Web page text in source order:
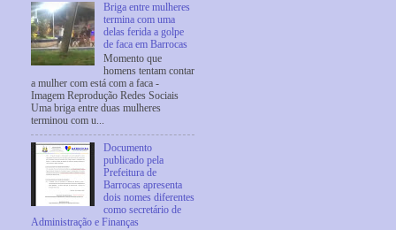
Briga entre mulheres
termina com uma
delas ferida a golpe
de faca em Barrocas
Momento que
homens tentam contar
a mulher com está com a faca -
Imagem Reprodução Redes Sociais
Uma briga entre duas mulheres
terminou com u...
Documento
publicado pela
Prefeitura de
Barrocas apresenta
dois nomes diferentes
como secretário de
Administração e Finanças